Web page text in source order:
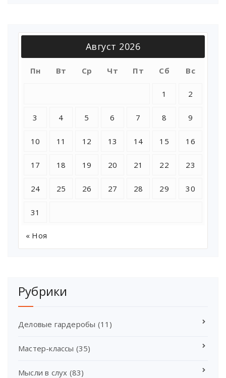
Август 2026
Пн Вт Ср Чт Пт Сб Вс
1 2
3 4 5 6 7 8 9
10 11 12 13 14 15 16
17 18 19 20 21 22 23
24 25 26 27 28 29 30
31
« Ноя
Рубрики
Деловые гардеробы (11)
Мастер-классы (35)
Мысли в слух (83)